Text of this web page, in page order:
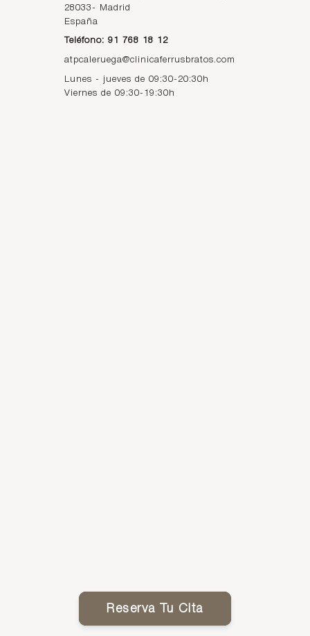
Reserva Tu Cita
28033-
Madrid
España
Teléfono: 91 768 18 12
atpcaleruega@clinicaferrusbratos.com
Lunes - jueves de 09:30-20:30h
Viernes de 09:30-19:30h